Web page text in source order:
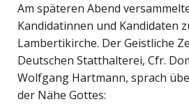
Am späteren Abend
Kandidatinnen und Kandidaten
Lambertikirche. Der Geistliche
Deutschen Statthalterei, Cfr.
Wolfgang Hartmann, sprach
der Nähe Gottes: